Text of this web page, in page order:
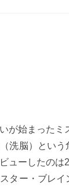
が始まったミ
洗脳）とい
ューしたのは
ター・ブレ